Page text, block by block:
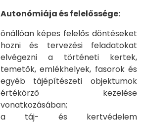
Autonómiája és felelőssége:
önállóan képes felelős döntéseket
hozni és tervezési feladatokat
elvégezni a történeti kertek,
temetők, emlékhelyek, fasorok és
egyéb tájépítészeti objektumok
értékőrző kezelése
vonatkozásában;
a táj- és kertvédelem